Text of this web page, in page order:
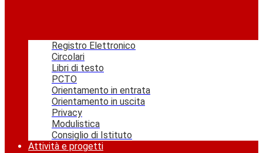
Registro Elettronico
Circolari
Libri di testo
PCTO
Orientamento in entrata
Orientamento in uscita
Privacy
Modulistica
Consiglio di Istituto
Attività e progetti